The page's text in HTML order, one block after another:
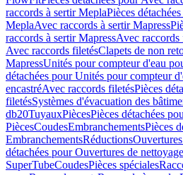
raccords à sertir MeplaPièces
MeplaAvec raccords à sertir Mapress
raccords à sertir MapressAvec raccords
Avec raccords filetésClapets de non
MapressUnités pour compteur d'eau
détachées pour Unités pour compteur
encastréAvec raccords filetésPièces
filetésSystèmes d'évacuation des
db20TuyauxPiècesPièces détachées
PiècesCoudesEmbranchementsPièces
EmbranchementsRéductions
détachées pour Ouvertures de nettoyage
SuperTubeCoudesPièces spéciales